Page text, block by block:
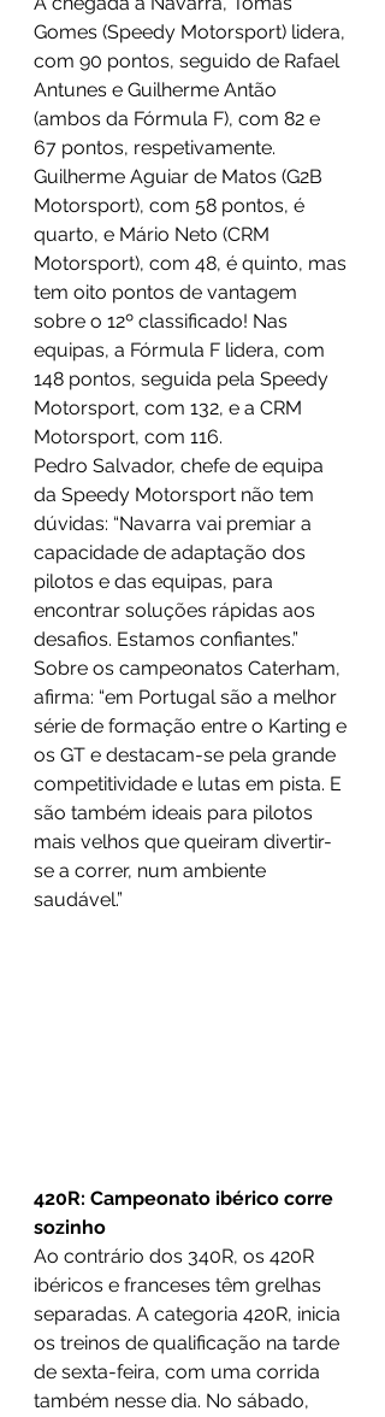
Gomes (Speedy Motorsport) lidera,
com 90 pontos, seguido de Rafael
Antunes e Guilherme Antão
(ambos da Fórmula F), com 82 e
67 pontos, respetivamente.
Guilherme Aguiar de Matos (G2B
Motorsport), com 58 pontos, é
quarto, e Mário Neto (CRM
Motorsport), com 48, é quinto, mas
tem oito pontos de vantagem
sobre o 12º classificado! Nas
equipas, a Fórmula F lidera, com
148 pontos, seguida pela Speedy
Motorsport, com 132, e a CRM
Motorsport, com 116.
Pedro Salvador, chefe de equipa
da Speedy Motorsport não tem
dúvidas: “Navarra vai premiar a
capacidade de adaptação dos
pilotos e das equipas, para
encontrar soluções rápidas aos
desafios. Estamos confiantes.”
Sobre os campeonatos Caterham,
afirma: “em Portugal são a melhor
série de formação entre o Karting e
os GT e destacam-se pela grande
competitividade e lutas em pista. E
são também ideais para pilotos
mais velhos que queiram divertir-
se a correr, num ambiente
saudável.”
420R: Campeonato ibérico corre
sozinho
Ao contrário dos 340R, os 420R
ibéricos e franceses têm grelhas
separadas. A categoria 420R, inicia
os treinos de qualificação na tarde
de sexta-feira, com uma corrida
também nesse dia. No sábado,